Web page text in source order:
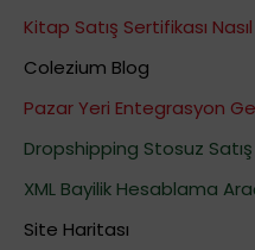
Kitap Satış Sertifikası Nasıl
Colezium Blog
Pazar Yeri Entegrasyon
Dropshipping Stosuz
XML Bayilik Hesablama
Site Haritası